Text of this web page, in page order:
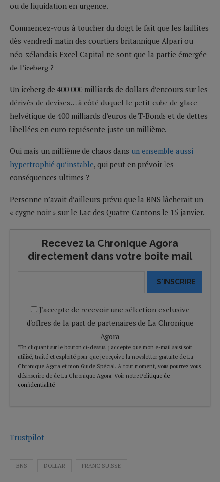
ou de liquidation en urgence.
Commencez-vous à toucher du doigt le fait que les faillites
dès vendredi matin des courtiers britannique Alpari ou
néo-zélandais Excel Capital ne sont que la partie émergée
de l’iceberg ?
Un iceberg de 400 000 milliards de dollars d’encours sur les
dérivés de devises… à côté duquel le petit cube de glace
helvétique de 400 milliards d’euros de T-Bonds et de dettes
libellées en euro représente juste un millième.
Oui mais un millième de chaos dans un ensemble aussi
hypertrophié qu’instable, qui peut en prévoir les
conséquences ultimes ?
Personne n’avait d’ailleurs prévu que la BNS lâcherait un
« cygne noir » sur le Lac des Quatre Cantons le 15 janvier.
Recevez la Chronique Agora
directement dans votre boîte mail
S'INSCRIRE
J'accepte de recevoir une sélection exclusive
d'offres de la part de partenaires de La Chronique
Agora
*En cliquant sur le bouton ci-dessus, j’accepte que mon e-mail saisi soit
utilisé, traité et exploité pour que je reçoive la newsletter gratuite de La
Chronique Agora et mon Guide Spécial. A tout moment, vous pourrez vous
désinscrire de de La Chronique Agora. Voir notre Politique de
confidentialité.
Trustpilot
BNS DOLLAR FRANC SUISSE